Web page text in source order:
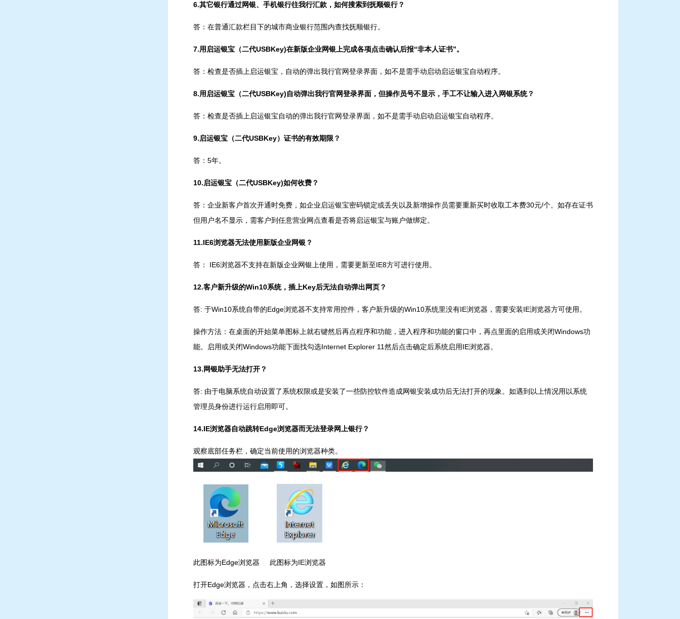
6.其它银行通过网银、手机银行往我行汇款，如何搜索到抚顺银行？
答：在普通汇款栏目下的城市商业银行范围内查找抚顺银行。
7.用启运银宝（二代USBKey)在新版企业网银上完成各项点击确认后报“非本人证书”。
答：检查是否插上启运银宝，自动的弹出我行官网登录界面，如不是需手动启动启运银宝自动程序。
8.用启运银宝（二代USBKey)自动弹出我行官网登录界面，但操作员号不显示，手工不让输入进入网银系统？
答：检查是否插上启运银宝自动的弹出我行官网登录界面，如不是需手动启动启运银宝自动程序。
9.启运银宝（二代USBKey）证书的有效期限？
答：5年。
10.启运银宝（二代USBKey)如何收费？
答：企业新客户首次开通时免费，如企业启运银宝密码锁定或丢失以及新增操作员需要重新买时收取工本费30元/个。如存在证书
但用户名不显示，需客户到任意营业网点查看是否将启运银宝与账户做绑定。
11.IE6浏览器无法使用新版企业网银？
答： IE6浏览器不支持在新版企业网银上使用，需要更新至IE8方可进行使用。
12.客户新升级的Win10系统，插上Key后无法自动弹出网页？
答: 于Win10系统自带的Edge浏览器不支持常用控件，客户新升级的Win10系统里没有IE浏览器，需要安装IE浏览器方可使用。
操作方法：在桌面的开始菜单图标上就右键然后再点程序和功能，进入程序和功能的窗口中，再点里面的启用或关闭Windows功
能。启用或关闭Windows功能下面找勾选Internet Explorer 11然后点击确定后系统启用IE浏览器。
13.网银助手无法打开？
答: 由于电脑系统自动设置了系统权限或是安装了一些防控软件造成网银安装成功后无法打开的现象。如遇到以上情况用以系统
管理员身份进行运行启用即可。
14.IE浏览器自动跳转Edge浏览器而无法登录网上银行？
观察底部任务栏，确定当前使用的浏览器种类。
此图标为Edge浏览器 此图标为IE浏览器
打开Edge浏览器，点击右上角，选择设置，如图所示：